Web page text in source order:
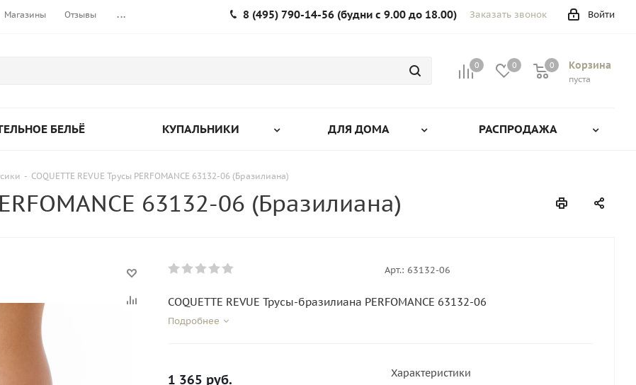
Магазины Отзывы ... Войти
8 (495) 790-14-56 (будни с 9.00 до 18.00) Заказать звонок
0 0 Корзина
0
пуста
0
БЕЛЬЁ КУПАЛЬНИКИ ДЛЯ ДОМА РАСПРОДАЖА
- COQUETTE REVUE Трусы PERFOMANCE 63132-06 (Бразилиана)
63132-06 (Бразилиана)
Арт.: 63132-06
COQUETTE REVUE Трусы-бразилиана PERFOMANCE 63132-06
Подробнее
1 365 руб. Характеристики